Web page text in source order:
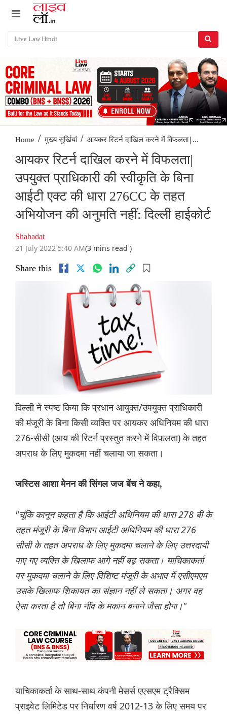
Home / मुख्य सुर्खियां / आयकर रिटर्न दाखिल करने में विफलता|...
आयकर रिटर्न दाखिल करने में विफलता|
उपयुक्त प्राधिकारी की स्वीकृति के बिना
आईटी एक्ट की धारा 276CC के तहत
अभियोजन की अनुमति नहीं: दिल्ली हाईकोर्ट
Shahadat
21 July 2022 5:40 AM(3 mins read )
Share this
दिल्ली ने स्पष्ट किया कि प्रधान आयुक्त/उपयुक्त प्राधिकारी
की मंजूरी के बिना किसी व्यक्ति पर आयकर अधिनियम की धारा
276-सीसी (आय की रिटर्न प्रस्तुत करने में विफलता) के तहत
अपराध के लिए मुकदमा नहीं चलाया जा सकता।
जस्टिस आशा मेनन की सिंगल जज बेंच ने कहा,
"चूंकि कानून कहता है कि आईटी अधिनियम की धारा 278 बी के
तहत मंजूरी के बिना विभाग आईटी अधिनियम की धारा 276
सीसी के तहत अपराध के लिए मुकदमा चलाने के लिए उत्तरदायी
पाए गए व्यक्ति के खिलाफ आगे नहीं बढ़ सकता। याचिकाकर्ता
पर मुकदमा चलाने के लिए विशिष्ट मंजूरी के अभाव में एसीएमएम
उसके खिलाफ शिकायत का संज्ञान नहीं ले सकता। अगर वह
ऐसा करता है तो बिना नींव के मकान बनाने जैसा होगा।"
याचिकाकर्ता के साथ-साथ कंपनी मेसर्स एएसएम ट्रैक्सिम
प्राइवेट लिमिटेड पर निर्धारण वर्ष 2012-13 के लिए समय पर